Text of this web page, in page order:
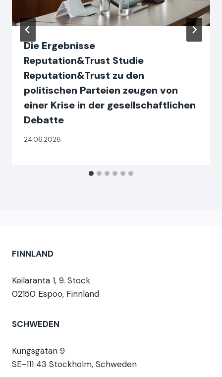
Die Ergebnisse
Reputation&Trust Studie
Reputation&Trust zu den
politischen Parteien zeugen von
einer Krise in der gesellschaftlichen
Debatte
24.06.2026
FINNLAND
Keilaranta 1, 9. Stock
02150 Espoo, Finnland
SCHWEDEN
Kungsgatan 9
SE-111 43 Stockholm, Schweden